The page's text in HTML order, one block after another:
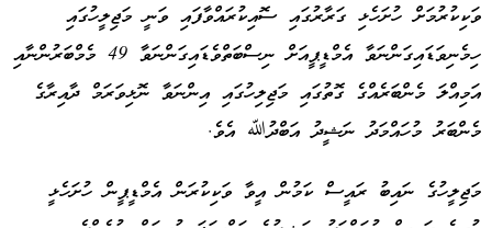
ވަކިކުރުމަށް ހުށަހެޅި ގަރާރުގައި ސޮއިކުރައްވާފައި ވަނީ މަޖިލީހުގައި
ހިމެނިވަޑައިގަންނަވާ އެމްޑީޕީއަށް ނިސްބަތްވެޑައިގަންނަވާ 49 މެމްބަރުންނާއި
އަމިއްލަ މެންބަރެއްގެ ގޮތުގައި މަޖިލިހުގައި އިންނަވާ ނޮޅިވަރަމް ދާއިރާގެ
މެންބަރު މުހައްމަދު ނަޝީދު އަބްދުﷲ އެވެ.
މަޖިލީހުގެ ނައިބު ރައީސް ކަމުން އީވާ ވަކިކުރަން އެމްޑީޕީން ހުށަހެޅީ